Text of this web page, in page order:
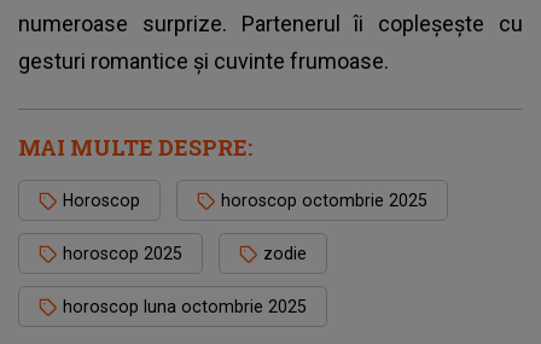
numeroase surprize. Partenerul îi copleșește cu
gesturi romantice și cuvinte frumoase.
MAI MULTE DESPRE:
Horoscop horoscop octombrie 2025
horoscop 2025 zodie
horoscop luna octombrie 2025